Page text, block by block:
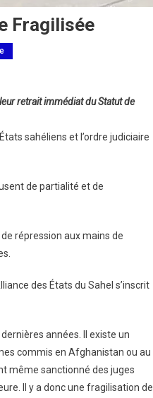
Fragilisée
retrait immédiat du Statut de
sahéliens et l’ordre judiciaire
de partialité et de
répression aux mains de
des États du Sahel s’inscrit
années. Il existe un
commis en Afghanistan ou au
même sanctionné des juges
Il y a donc une fragilisation de